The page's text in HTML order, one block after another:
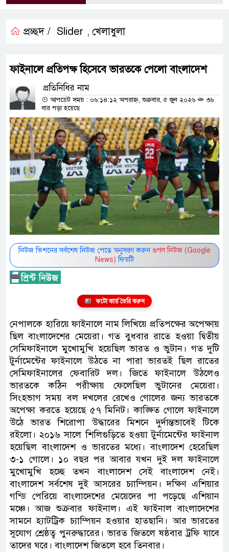
প্রচ্ছদ / Slider , খেলাধুলা
ফাইনালে প্রতিপক্ষ হিসেবে ভারতকে পেলো বাংলাদেশ
প্রতিনিধির নাম
আপডেট সময় : ০৬:১৪:১২ অপরাহ্ন, শুক্রবার, ৫ জুন ২০২৬
৩৬
বার পড়া হয়েছে
নিউজ ভিশনের সর্বশেষ নিউজ পেতে অনুসরণ করুন গুগল নিউজ (Google
News) ফিডটি
ফটো কার্ড তৈরি করুন
নেপালকে হারিয়ে ফাইনালে নাম লিখিয়ে প্রতিপক্ষের অপেক্ষায়
ছিল বাংলাদেশের মেয়েরা। গত বুধবার রাতে হওয়া দ্বিতীয়
সেমিফাইনালে মুখোমুখি হয়েছিল ভারত ও ভুটান। গত দুটি
টুর্নামেন্টের ফাইনালে উঠতে না পারা ভারতই ছিল রাতের
সেমিফাইনালের ফেবারিট দল। জিতে ফাইনালে উঠলেও
ভারতকে কঠিন পরীক্ষায় ফেলেছিল ভুটানের মেয়েরা।
সিংহভাগ সময় বল দখলের রেখেও গোলের জন্য ভারতকে
অপেক্ষা করতে হয়েছে ৫৭ মিনিট। কাঙ্ক্ষিত গোলে ফাইনালে
উঠে ভারত শিরোপা উদ্ধারের মিশনে দুর্দান্তভাবেই টিকে
রইলো। ২০১৬ সালে শিলিগুড়িতে হওয়া টুর্নামেন্টের ফাইনাল
হয়েছিল বাংলাদেশ ও ভারতের মধ্যে। বাংলাদেশ হেরেছিল
৩-১ গোলে। ১০ বছর পর আবার যখন দুই দল ফাইনালে
মুখোমুখি হচ্ছে তখন বাংলাদেশ সেই বাংলাদেশ নেই।
বাংলাদেশ সর্বশেষ দুই আসরের চ্যাম্পিয়ন। দক্ষিণ এশিয়ার
গন্ডি পেরিয়ে বাংলাদেশের মেয়েদের পা পড়েছে এশিয়ান
মঞ্চে। আজ শুক্রবার ফাইনাল। এই ফাইনাল বাংলাদেশের
সামনে হ্যাটট্রিক চ্যাম্পিয়ন হওয়ার হাতছানি। আর ভারতের
সুযোগ শ্রেষ্ঠত্ব পুনরুদ্ধারের। ভারত জিতলে ষষ্ঠবার ট্রফি যাবে
তাদের ঘরে। বাংলাদেশ জিতলে হবে তিনবার।